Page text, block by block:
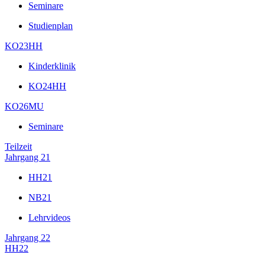
Seminare
Studienplan
KO23HH
Kinderklinik
KO24HH
KO26MU
Seminare
Teilzeit
Jahrgang 21
HH21
NB21
Lehrvideos
Jahrgang 22
HH22